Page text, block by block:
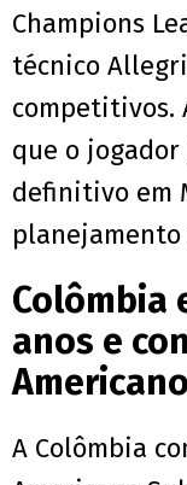
Champions
técnico
competitivos.
que o
definitivo em
planejamento
Colômbia
anos e
A Colômbia